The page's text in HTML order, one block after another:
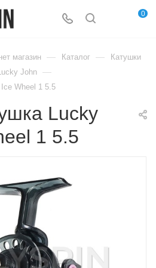
0
магазин — Каталог — Катушки
John —
Wheel 1 5.5
Lucky
1 5.5